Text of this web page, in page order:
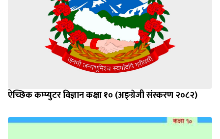
ऐच्छिक कम्प्युटर विज्ञान कक्षा १० (अङ्ग्रेजी संस्करण २०८२)